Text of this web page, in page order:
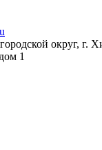
округ, г.
1